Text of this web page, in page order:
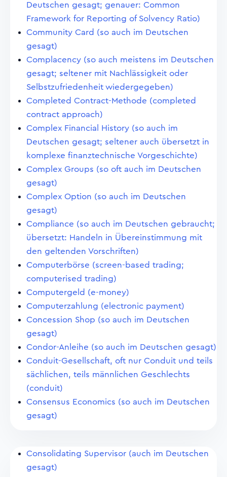
Deutschen gesagt; genauer: Common
Framework for Reporting of Solvency Ratio)
Community Card (so auch im Deutschen
gesagt)
Complacency (so auch meistens im Deutschen
gesagt; seltener mit Nachlässigkeit oder
Selbstzufriedenheit wiedergegeben)
Completed Contract-Methode (completed
contract approach)
Complex Financial History (so auch im
Deutschen gesagt; seltener auch übersetzt in
komplexe finanztechnische Vorgeschichte)
Complex Groups (so oft auch im Deutschen
gesagt)
Complex Option (so auch im Deutschen
gesagt)
Compliance (so auch im Deutschen gebraucht;
übersetzt: Handeln in Übereinstimmung mit
den geltenden Vorschriften)
Computerbörse (screen-based trading;
computerised trading)
Computergeld (e-money)
Computerzahlung (electronic payment)
Concession Shop (so auch im Deutschen
gesagt)
Condor-Anleihe (so auch im Deutschen gesagt)
Conduit-Gesellschaft, oft nur Conduit und teils
sächlichen, teils männlichen Geschlechts
(conduit)
Consensus Economics (so auch im Deutschen
gesagt)
Consolidating Supervisor (auch im Deutschen
gesagt)